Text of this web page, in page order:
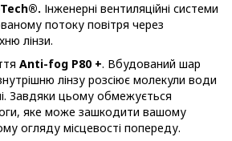
Інженерні вентиляційні системи
потоку повітря через
лінзи.
Anti-fog P80 +. Вбудований шар
лінзу розсіює молекули води
Завдяки цьому обмежується
яке може зашкодити вашому
огляду місцевості попереду.